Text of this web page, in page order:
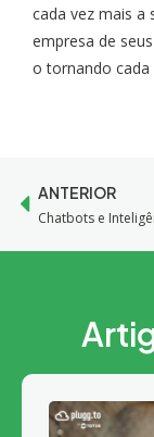
cada vez mais a
empresa de
o tornando cada
ANTERIOR